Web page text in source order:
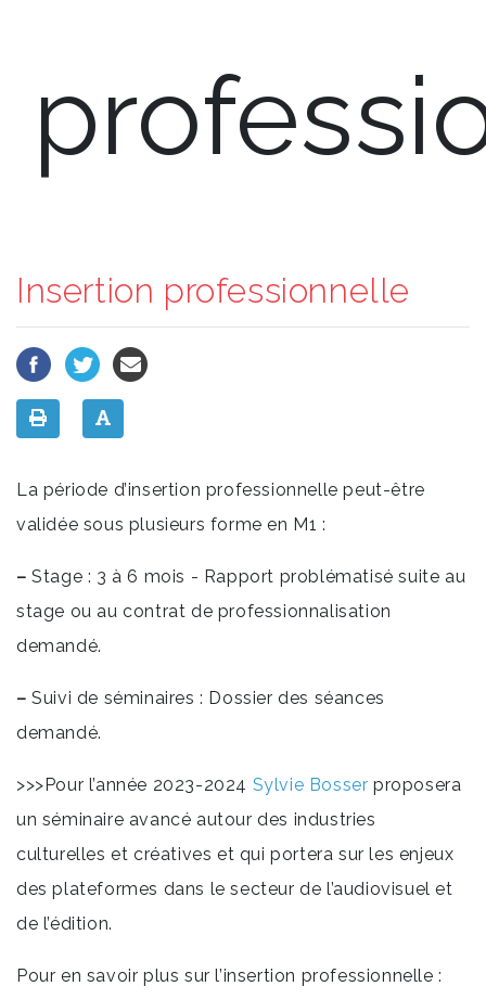
Insertion professionnelle
La période d’insertion professionnelle peut-être
validée sous plusieurs forme en M1 :
– Stage : 3 à 6 mois - Rapport problématisé suite au
stage ou au contrat de professionnalisation
demandé.
– Suivi de séminaires : Dossier des séances
demandé.
>>>Pour l’année 2023-2024 Sylvie Bosser proposera
un séminaire avancé autour des industries
culturelles et créatives et qui portera sur les enjeux
des plateformes dans le secteur de l’audiovisuel et
de l’édition.
Pour en savoir plus sur l’insertion professionnelle :